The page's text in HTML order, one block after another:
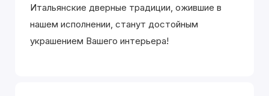
Итальянские дверные традиции, ожившие в
нашем исполнении, станут достойным
украшением Вашего интерьера!